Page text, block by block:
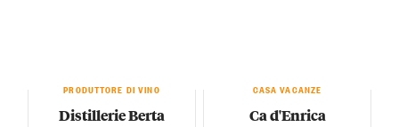
PRODUTTORE DI VINO
Distillerie Berta
CASA VACANZE
Ca d'Enrica